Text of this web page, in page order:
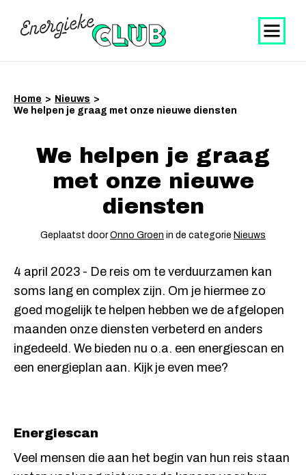
Home > Nieuws >
We helpen je graag met onze nieuwe diensten
We helpen je graag
met onze nieuwe
diensten
Geplaatst doorOnno Groen in de categorie Nieuws
4 april 2023 - De reis om te verduurzamen kan
soms lang en complex zijn. Om je hiermee zo
goed mogelijk te helpen hebben we de afgelopen
maanden onze diensten verbeterd en anders
ingedeeld. We bieden nu o.a. een energiescan en
een energieplan aan. Kijk je even mee?
Energiescan
Veel mensen die aan het begin van hun reis staan